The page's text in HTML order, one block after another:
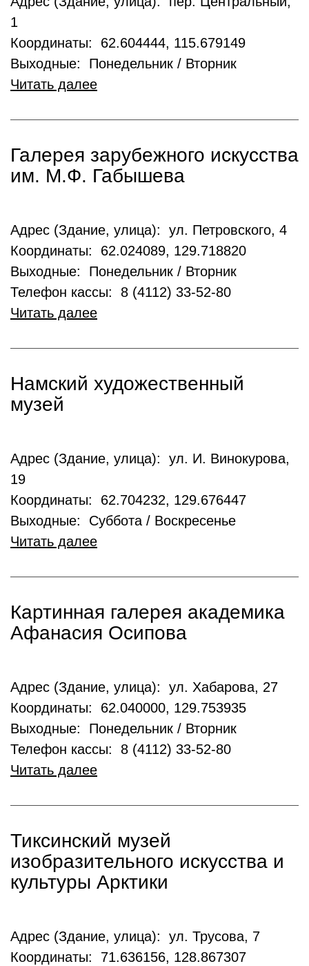
1
Координаты: 62.604444, 115.679149
Выходные: Понедельник / Вторник
Читать далее
Галерея зарубежного искусства
им. М.Ф. Габышева
Адрес (Здание, улица): ул. Петровского, 4
Координаты: 62.024089, 129.718820
Выходные: Понедельник / Вторник
Телефон кассы: 8 (4112) 33-52-80
Читать далее
Намский художественный
музей
Адрес (Здание, улица): ул. И. Винокурова,
19
Координаты: 62.704232, 129.676447
Выходные: Суббота / Воскресенье
Читать далее
Картинная галерея академика
Афанасия Осипова
Адрес (Здание, улица): ул. Хабарова, 27
Координаты: 62.040000, 129.753935
Выходные: Понедельник / Вторник
Телефон кассы: 8 (4112) 33-52-80
Читать далее
Тиксинский музей
изобразительного искусства и
культуры Арктики
Адрес (Здание, улица): ул. Трусова, 7
Координаты: 71.636156, 128.867307